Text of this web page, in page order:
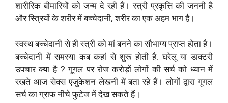
शारीरिक बीमारियों को जन्म दे रही हैं। स्त्री प्रकृत्ति की जननी है
और स्त्रियों के शरीर में बच्चेदानी, शरीर का एक अहम भाग है।
स्वस्थ बच्चेदानी से ही स्त्री को मां बनने का सौभाग्य प्राप्त होता है।
बच्चेदानी में समस्या कब कहां से शुरू होती है, घरेलू या डाक्टरी
उपचार क्या है ? गूगल पर रोज करोड़ों लोगों की सर्च को ध्यान में
रखते आज सेक्स एजुकेशन लेखनी में बता रहे हैं। लोगों द्वारा गूगल
सर्च का ग्राफ नीचे फुटेज में देख सकते हैं।